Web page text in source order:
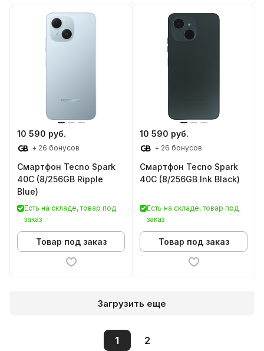
10 590 руб.
+ 26 бонусов
Смартфон Tecno Spark
40C (8/256GB Ripple
Blue)
Есть на складе, товар под
заказ
Товар под заказ
10 590 руб.
+ 26 бонусов
Смартфон Tecno Spark
40C (8/256GB Ink Black)
Есть на складе, товар под
заказ
Товар под заказ
Загрузить еще
1 2